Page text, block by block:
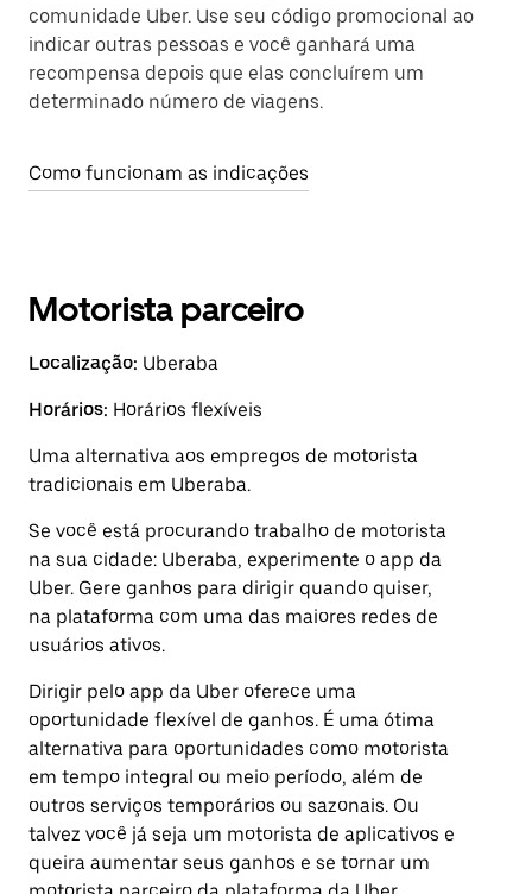
comunidade Uber. Use seu código promocional ao
indicar outras pessoas e você ganhará uma
recompensa depois que elas concluírem um
determinado número de viagens.
Como funcionam as indicações
Motorista parceiro
Localização: Uberaba
Horários: Horários flexíveis
Uma alternativa aos empregos de motorista
tradicionais em Uberaba.
Se você está procurando trabalho de motorista
na sua cidade: Uberaba, experimente o app da
Uber. Gere ganhos para dirigir quando quiser,
na plataforma com uma das maiores redes de
usuários ativos.
Dirigir pelo app da Uber oferece uma
oportunidade flexível de ganhos. É uma ótima
alternativa para oportunidades como motorista
em tempo integral ou meio período, além de
outros serviços temporários ou sazonais. Ou
talvez você já seja um motorista de aplicativos e
queira aumentar seus ganhos e se tornar um